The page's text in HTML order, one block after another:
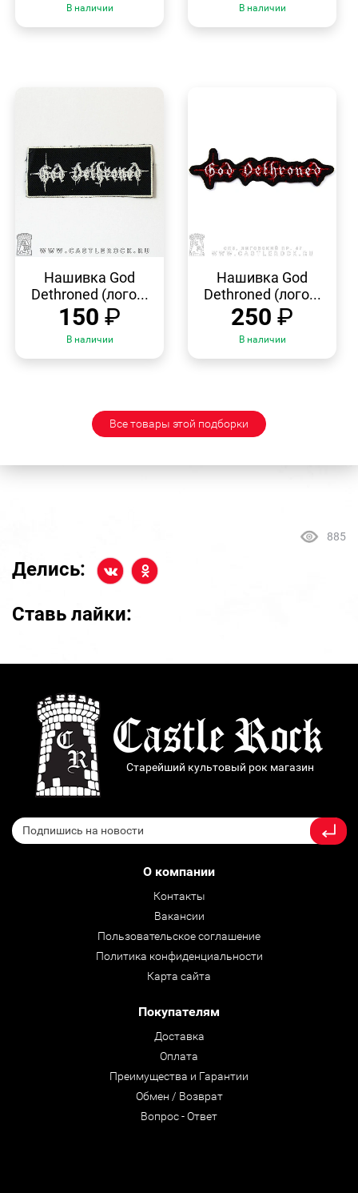
В наличии В наличии
ПРОСМОТР
Нашивка God
Dethroned (лого...
150 ₽
В наличии
ПРОСМОТР
Нашивка God
Dethroned (лого...
250 ₽
В наличии
Все товары этой подборки
885
Делись:
Ставь лайки:
Старейший культовый рок магазин
О компании
Контакты
Вакансии
Пользовательское соглашение
Политика конфиденциальности
Карта сайта
Покупателям
Доставка
Оплата
Преимущества и Гарантии
Обмен / Возврат
Вопрос - Ответ